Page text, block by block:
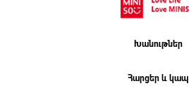
Խանութներ
Հարցեր և կապ